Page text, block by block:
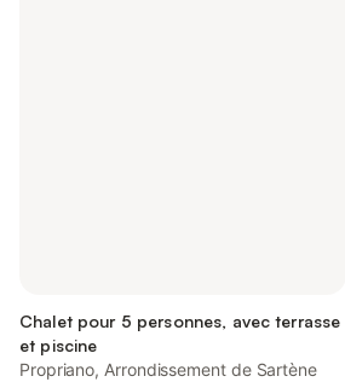
Chalet pour 5 personnes, avec terrasse
et piscine
Propriano, Arrondissement de Sartène